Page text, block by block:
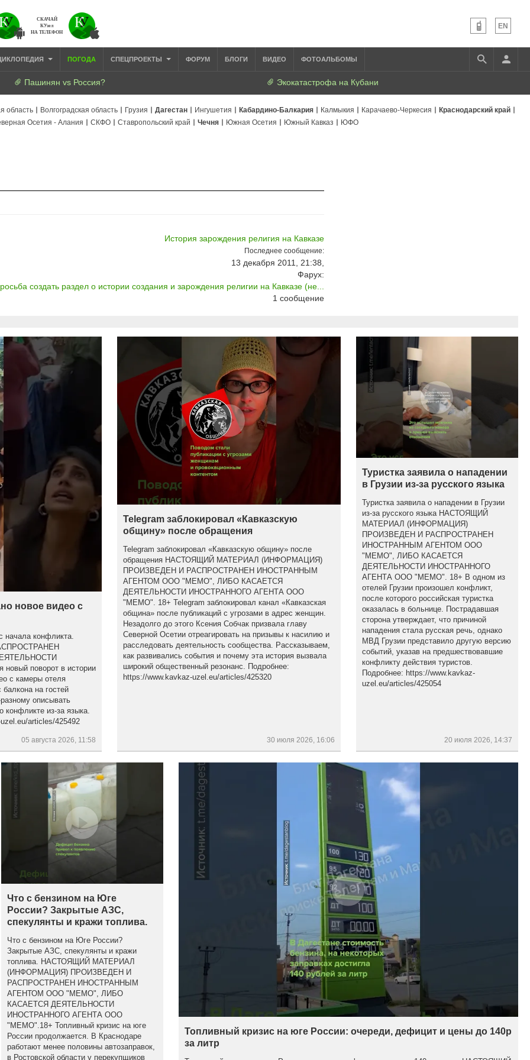
СКАЧАЙ
КУзел
НА ТЕЛЕФОН
EN
ПОГОДА СПЕЦПРОЕКТЫ ФОРУМ БЛОГИ ВИДЕО ФОТОАЛЬБОМЫ
Пашинян vs Россия? Экокатастрофа на Кубани
область Волгоградская область Грузия Дагестан Ингушетия Кабардино-Балкария Калмыкия Карачаево-Черкесия
Краснодарский край
Осетия - Алания
СКФО Ставропольский край Чечня Южная Осетия Южный Кавказ ЮФО
История зарождения религия на Кавказе
Последнее сообщение:
13 декабря 2011, 21:38,
Фарух:
создать раздел о истории создания и зарождения религии на Кавказе (не...
1сообщение
новое видео с
начала конфликта.
поворот в истории
с камеры отеля
на гостей
описывать
из-за языка.
articles/425492
05 августа 2026, 11:58
Telegram заблокировал «Кавказскую
общину» после обращения
Telegram заблокировал «Кавказскую общину» после
обращения НАСТОЯЩИЙ МАТЕРИАЛ (ИНФОРМАЦИЯ)
ПРОИЗВЕДЕН И РАСПРОСТРАНЕН ИНОСТРАННЫМ
АГЕНТОМ ООО "МЕМО", ЛИБО КАСАЕТСЯ
ДЕЯТЕЛЬНОСТИ ИНОСТРАННОГО АГЕНТА ООО
"МЕМО". 18+ Telegram заблокировал канал «Кавказская
община» после публикаций с угрозами в адрес женщин.
Незадолго до этого Ксения Собчак призвала главу
Северной Осетии отреагировать на призывы к насилию и
расследовать деятельность сообщества. Рассказываем,
как развивались события и почему эта история вызвала
широкий общественный резонанс. Подробнее:
https://www.kavkaz-uzel.eu/articles/425320
30 июля 2026, 16:06
Туристка заявила о нападении
в Грузии из-за русского языка
Туристка заявила о нападении в Грузии
из-за русского языка НАСТОЯЩИЙ
МАТЕРИАЛ (ИНФОРМАЦИЯ)
ПРОИЗВЕДЕН И РАСПРОСТРАНЕН
ИНОСТРАННЫМ АГЕНТОМ ООО
"МЕМО", ЛИБО КАСАЕТСЯ
ДЕЯТЕЛЬНОСТИ ИНОСТРАННОГО
АГЕНТА ООО "МЕМО". 18+ В одном из
отелей Грузии произошел конфликт,
после которого российская туристка
оказалась в больнице. Пострадавшая
сторона утверждает, что причиной
нападения стала русская речь, однако
МВД Грузии представило другую версию
событий, указав на предшествовавшие
конфликту действия туристов.
Подробнее: https://www.kavkaz-
uzel.eu/articles/425054
20 июля 2026, 14:37
Что с бензином на Юге
России? Закрытые АЗС,
спекулянты и кражи топлива.
Что с бензином на Юге России?
Закрытые АЗС, спекулянты и кражи
топлива. НАСТОЯЩИЙ МАТЕРИАЛ
(ИНФОРМАЦИЯ) ПРОИЗВЕДЕН И
РАСПРОСТРАНЕН ИНОСТРАННЫМ
АГЕНТОМ ООО "МЕМО", ЛИБО
КАСАЕТСЯ ДЕЯТЕЛЬНОСТИ
ИНОСТРАННОГО АГЕНТА ООО
"МЕМО".18+ Топливный кризис на юге
России продолжается. В Краснодаре
работают менее половины автозаправок,
в Ростовской области у перекупщиков
Топливный кризис на юге России: очереди, дефицит и цены до 140р
за литр